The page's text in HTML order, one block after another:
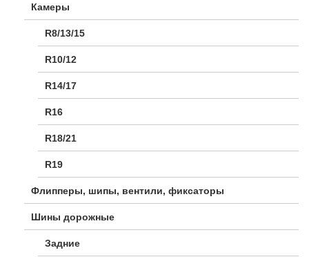
Камеры
R8/13/15
R10/12
R14/17
R16
R18/21
R19
Флипперы, шипы, вентили, фиксаторы
Шины дорожные
Задние